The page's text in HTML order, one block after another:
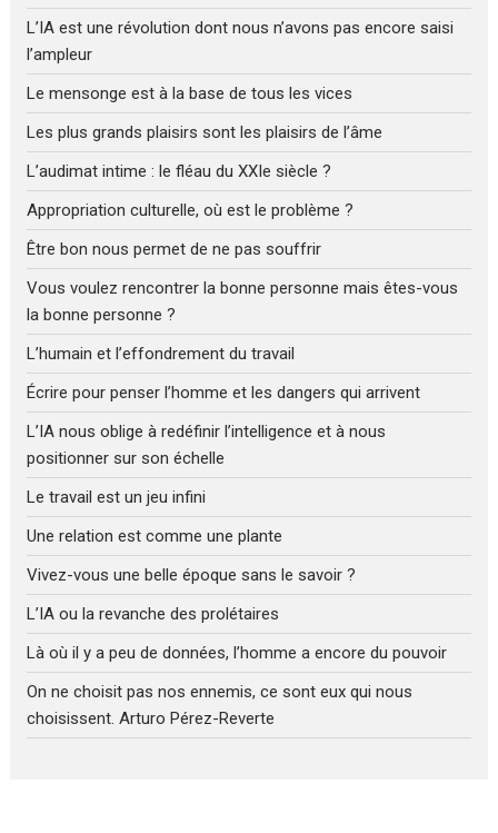
L’IA est une révolution dont nous n’avons pas encore saisi
l’ampleur
Le mensonge est à la base de tous les vices
Les plus grands plaisirs sont les plaisirs de l’âme
L’audimat intime : le fléau du XXIe siècle ?
Appropriation culturelle, où est le problème ?
Être bon nous permet de ne pas souffrir
Vous voulez rencontrer la bonne personne mais êtes-vous
la bonne personne ?
L’humain et l’effondrement du travail
Écrire pour penser l’homme et les dangers qui arrivent
L’IA nous oblige à redéfinir l’intelligence et à nous
positionner sur son échelle
Le travail est un jeu infini
Une relation est comme une plante
Vivez-vous une belle époque sans le savoir ?
L’IA ou la revanche des prolétaires
Là où il y a peu de données, l’homme a encore du pouvoir
On ne choisit pas nos ennemis, ce sont eux qui nous
choisissent. Arturo Pérez-Reverte